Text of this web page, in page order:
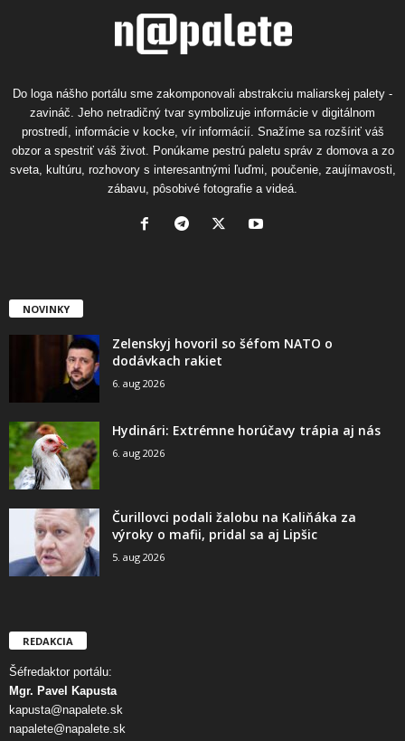
Do loga nášho portálu sme zakomponovali abstrakciu maliarskej palety -
zavináč. Jeho netradičný tvar symbolizuje informácie v digitálnom
prostredí, informácie v kocke, vír informácií. Snažíme sa rozšíriť váš
obzor a spestriť váš život. Ponúkame pestrú paletu správ z domova a zo
sveta, kultúru, rozhovory s interesantnými ľuďmi, poučenie, zaujímavosti,
zábavu, pôsobivé fotografie a videá.
NOVINKY
Zelenskyj hovoril so šéfom NATO o
dodávkach rakiet
6. aug 2026
Hydinári: Extrémne horúčavy trápia aj nás
6. aug 2026
Čurillovci podali žalobu na Kaliňáka za
výroky o mafii, pridal sa aj Lipšic
5. aug 2026
REDAKCIA
Šéfredaktor portálu:
Mgr. Pavel Kapusta
kapusta@napalete.sk
napalete@napalete.sk